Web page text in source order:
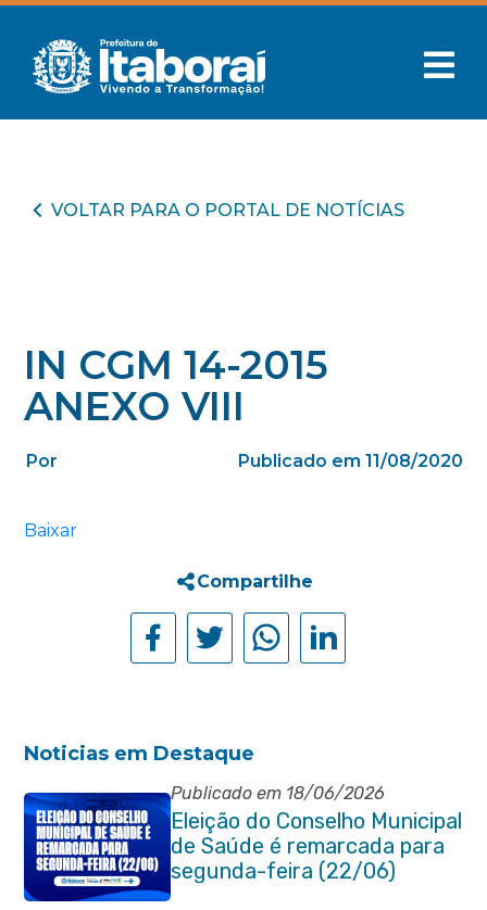
VOLTAR PARA O PORTAL DE NOTÍCIAS
IN CGM 14-2015
ANEXO VIII
Por Publicado em 11/08/2020
Baixar
Compartilhe
Noticias em Destaque
Publicado em 18/06/2026
Eleição do Conselho Municipal
de Saúde é remarcada para
segunda-feira (22/06)